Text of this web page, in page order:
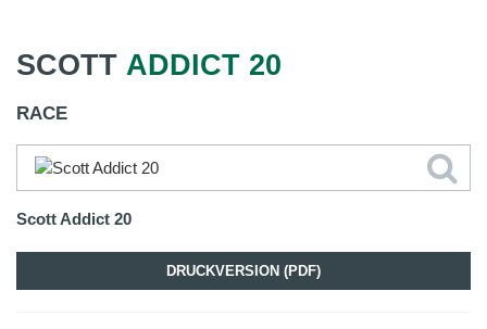
SCOTT ADDICT 20
RACE
Scott Addict 20
DRUCKVERSION (PDF)